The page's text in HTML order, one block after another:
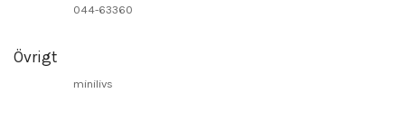
044-63360
Övrigt
minilivs